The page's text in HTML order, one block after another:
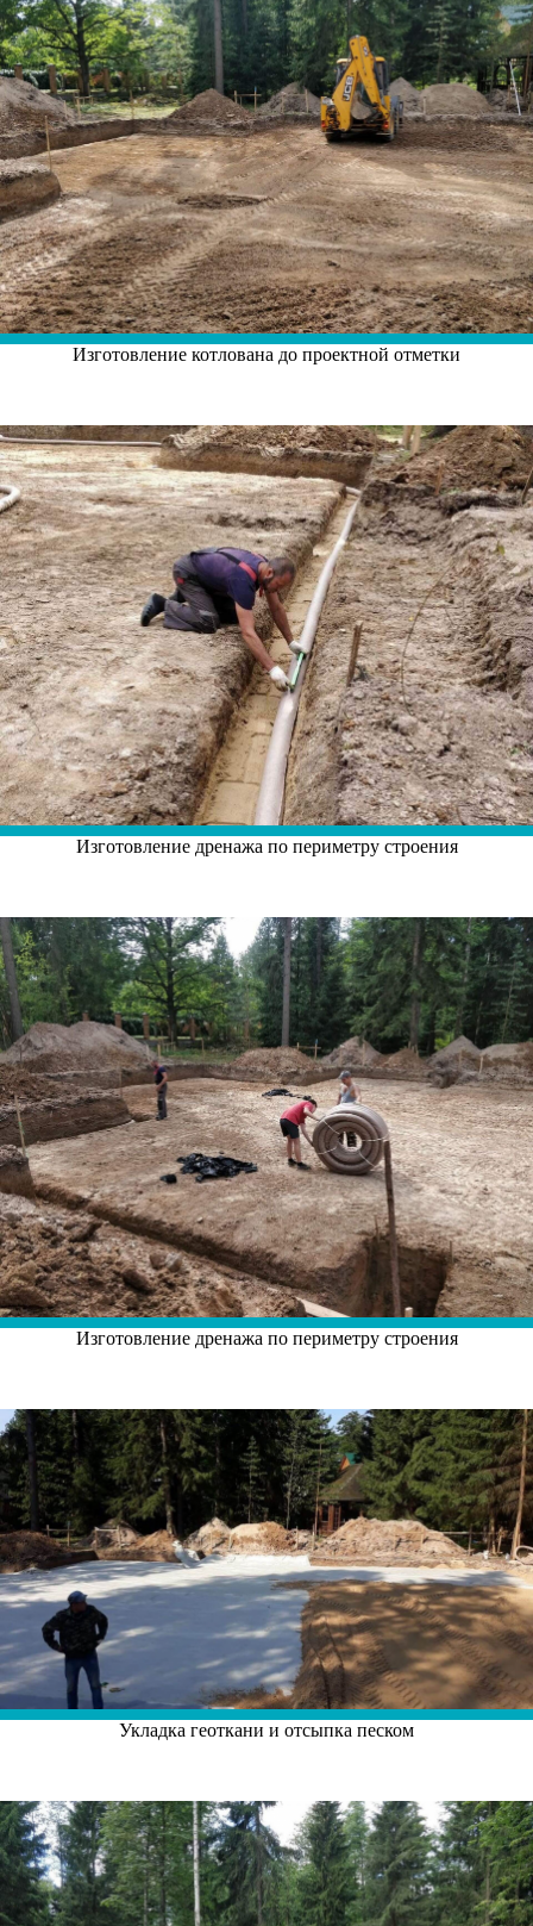
Изготовление котлована до проектной отметки
Изготовление дренажа по периметру строения
Изготовление дренажа по периметру строения
Укладка геоткани и отсыпка песком